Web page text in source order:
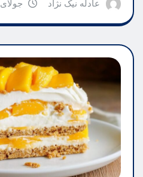
عادله نیک نژاد جولای 30, 2026